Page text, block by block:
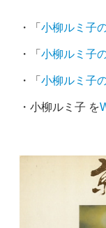
・「 小柳ルミ子
・「 小柳ルミ子
・「 小柳ルミ子
・小柳ルミ子 を